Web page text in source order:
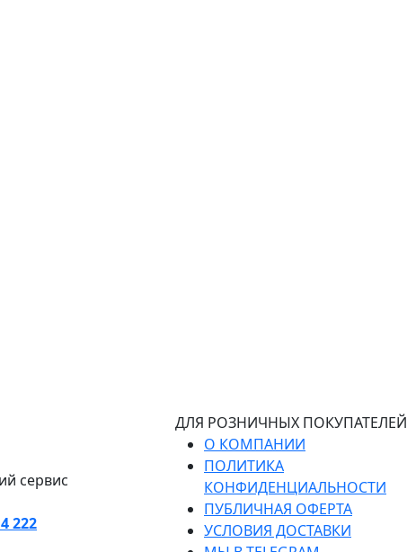
сервис
222
ДЛЯ РОЗНИЧНЫХ ПОКУПАТЕЛЕЙ
О КОМПАНИИ
ПОЛИТИКА
КОНФИДЕНЦИАЛЬНОСТИ
ПУБЛИЧНАЯ ОФЕРТА
УСЛОВИЯ ДОСТАВКИ